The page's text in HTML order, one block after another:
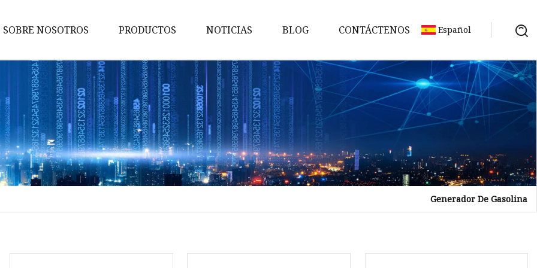
SOBRE NOSOTROS PRODUCTOS
Bomba
Motor
Generador
Maquinaria de ingeniería
Generador de gas
Motor diesel
NOTICIAS BLOG CONTÁCTENOS Español
Generador De Gasolina